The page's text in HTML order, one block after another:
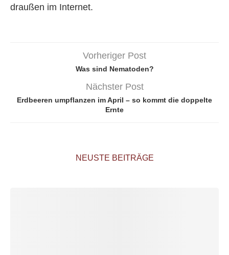
draußen im Internet.
Vorheriger Post
Was sind Nematoden?
Nächster Post
Erdbeeren umpflanzen im April – so kommt die doppelte
Ernte
NEUSTE BEITRÄGE